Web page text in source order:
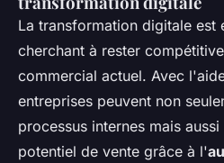
La transformation digitale est
cherchant à rester
commercial actuel. Avec
entreprises peuvent non
processus internes mais
potentiel de vente grâce à l'